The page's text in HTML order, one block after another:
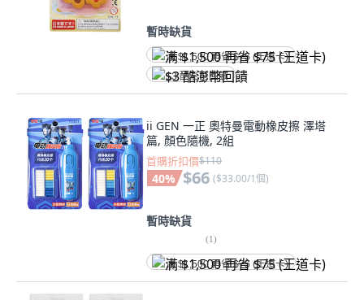
暫時缺貨
满 $1,500 再省 $75 (王道卡)
$3 酷澎幣回饋
ii GEN 一正 奧特曼電動橡皮擦 澤塔
篇, 顏色隨機, 2組
首購折扣價$110
40% $66 ($33.00/1個)
暫時缺貨
(1)
满 $1,500 再省 $75 (王道卡)